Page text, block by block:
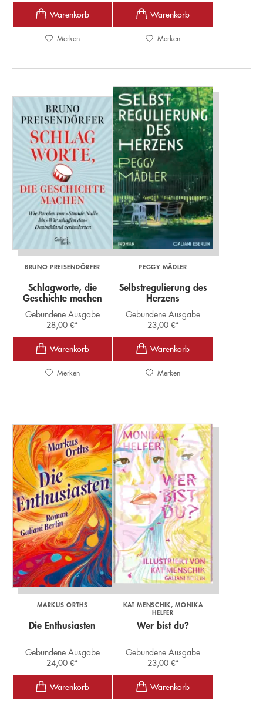
Merken Merken
BRUNO PREISENDÖRFER
Schlagworte, die
Geschichte machen
Gebundene Ausgabe
28,00€*
Merken
PEGGY MÄDLER
Selbstregulierung des
Herzens
Gebundene Ausgabe
23,00 €*
Merken
MARKUS ORTHS
Die Enthusiasten
Gebundene Ausgabe
24,00€*
KAT MENSCHIK MONIKA
HELFER
Wer bist du?
Gebundene Ausgabe
23,00 €*